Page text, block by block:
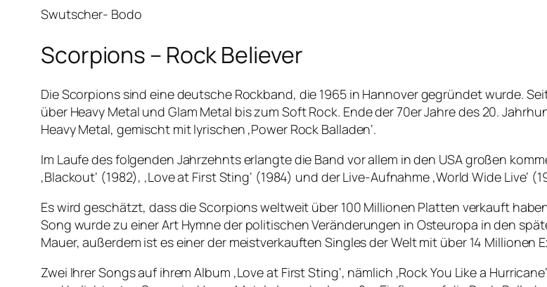
Swutscher- Bodo
Scorpions – Rock Believer
Die Scorpions sind eine deutsche Rockband, die 1965 in Hannover gegründet wurde.
über Heavy Metal und Glam Metal bis zum Soft Rock. Ende der 70er Jahre des 20.
Heavy Metal, gemischt mit lyrischen ‚Power Rock Balladen‘.
Im Laufe des folgenden Jahrzehnts erlangte die Band vor allem in den USA großen
‚Blackout‘ (1982), ‚Love at First Sting‘ (1984) und der Live-Aufnahme ‚World Wide Live‘
Es wird geschätzt, dass die Scorpions weltweit über 100 Millionen Platten verkauft
Song wurde zu einer Art Hymne der politischen Veränderungen in Osteuropa in den
Mauer, außerdem ist es einer der meistverkauften Singles der Welt mit über 14 Millionen
Zwei Ihrer Songs auf ihrem Album ‚Love at First Sting‘, nämlich ‚Rock You Like a